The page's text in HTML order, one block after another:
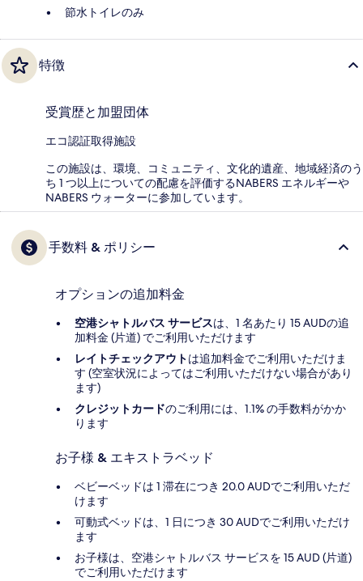
節水トイレのみ
特徴
受賞歴と加盟団体
エコ認証取得施設
この施設は、環境、コミュニティ、文化的遺産、地域経済のう
ち 1 つ以上についての配慮を評価するNABERS エネルギーや
NABERS ウォーターに参加しています。
手数料 & ポリシー
オプションの追加料金
空港シャトルバス サービスは、1 名あたり 15 AUDの追
加料金 (片道) でご利用いただけます
レイトチェックアウトは追加料金でご利用いただけま
す (空室状況によってはご利用いただけない場合があり
ます)
クレジットカードのご利用には、1.1% の手数料がかか
ります
お子様 & エキストラベッド
ベビーベッドは 1 滞在につき 20.0 AUDでご利用いただ
けます
可動式ベッドは、1 日につき 30 AUDでご利用いただけ
ます
お子様は、空港シャトルバス サービスを 15 AUD (片道)
でご利用いただけます